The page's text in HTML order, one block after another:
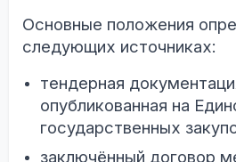
Основные положения
следующих источниках:
тендерная
опубликованная на
государственных
заключённый договор